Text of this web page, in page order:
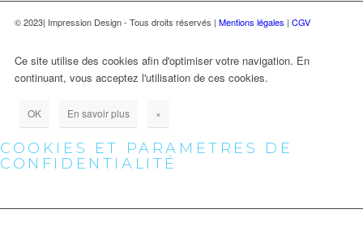
© 2023| Impression Design - Tous droits réservés | Mentions légales | CGV
Ce site utilise des cookies afin d'optimiser votre navigation. En
continuant, vous acceptez l'utilisation de ces cookies.
OK En savoir plus ×
COOKIES ET PARAMÈTRES DE
CONFIDENTIALITÉ